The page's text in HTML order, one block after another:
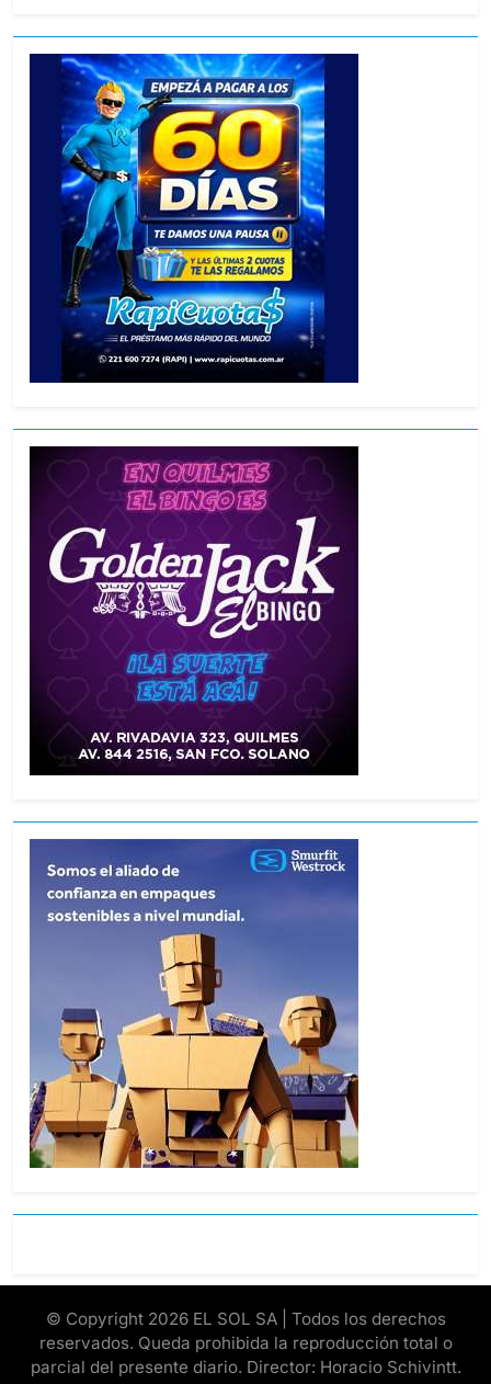
© Copyright 2026 EL SOL SA | Todos los derechos
reservados. Queda prohibida la reproducción total o
parcial del presente diario. Director: Horacio Schivintt.